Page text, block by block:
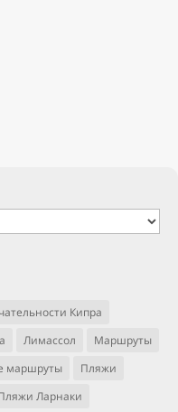
Кипра
Лимассол
Маршруты
маршруты
Пляжи
Ларнаки